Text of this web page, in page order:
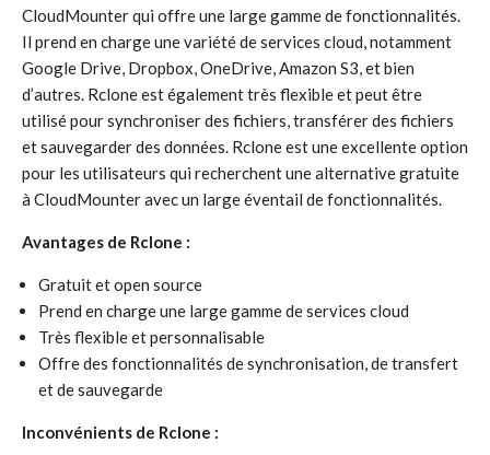
CloudMounter qui offre une large gamme de fonctionnalités.
Il prend en charge une variété de services cloud, notamment
Google Drive, Dropbox, OneDrive, Amazon S3, et bien
d’autres. Rclone est également très flexible et peut être
utilisé pour synchroniser des fichiers, transférer des fichiers
et sauvegarder des données. Rclone est une excellente option
pour les utilisateurs qui recherchent une alternative gratuite
à CloudMounter avec un large éventail de fonctionnalités.
Avantages de Rclone :
Gratuit et open source
Prend en charge une large gamme de services cloud
Très flexible et personnalisable
Offre des fonctionnalités de synchronisation, de transfert
et de sauvegarde
Inconvénients de Rclone :